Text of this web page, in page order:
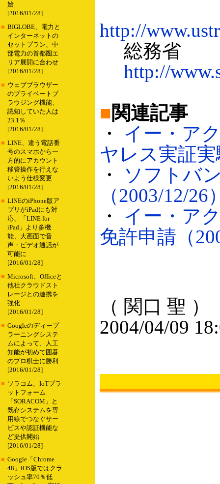
始
[2016/01/28]
■ BIGLOBE、電力と
インターネットの
セットプラン、中
部電力の首都圏エ
リア展開に合わせ
[2016/01/28]
■ ウェブブラウザー
のプライベートブ
ラウジング機能、
認知していた人は
23.1％
[2016/01/28]
■ LINE、違う電話番
号のスマホから一
方的にアカウント
移管操作を行えな
いよう仕様変更
[2016/01/28]
■ LINEのiPhone版ア
プリがiPadにも対
応、「LINE for
iPad」より多機
能、大画面で音
声・ビデオ通話が
可能に
[2016/01/28]
■ Microsoft、Officeと
他社クラウドスト
レージとの連携を
強化
[2016/01/28]
■ Googleのディープ
ラーニングシステ
ムによって、人工
知能が初めて囲碁
のプロ棋士に勝利
[2016/01/28]
■ ソラコム、IoTプラ
ットフォーム
「SORACOM」と
既存システムを専
用線でつなぐサー
ビスや認証機能な
ど提供開始
[2016/01/28]
■ Google「Chrome
48」iOS版ではクラ
ッシュ率70％低
http://
総務省
http://
■関連記事
・ イー・ア
ヤレス実証実
・
ソフトバ
（2003/12/26
・ イー・ア
免許申請（
（ 関口 聖 ）
2004/04/09